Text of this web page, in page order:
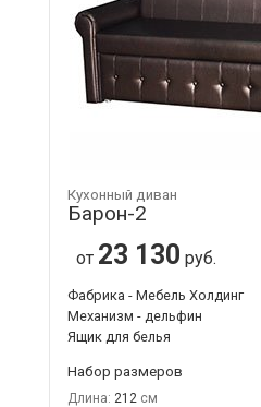
Кухонный диван
Барон-2
от 23 130 руб.
Фабрика - Мебель Холдинг
Механизм - дельфин
Ящик для белья
Набор размеров
Длина: 212